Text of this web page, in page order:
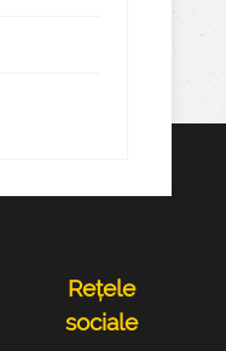
Rețele
sociale